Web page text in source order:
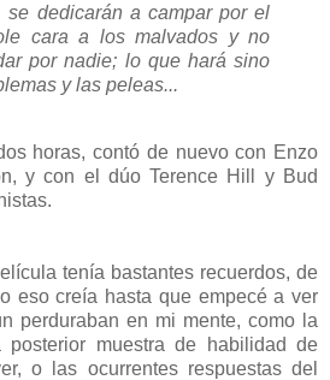
se dedicarán a campar por el
cara a los malvados y no
por nadie; lo que hará sino
y las peleas...
horas, contó de nuevo con Enzo
y con el dúo Terence Hill y Bud
tenía bastantes recuerdos, de
eso creía hasta que empecé a ver
perduraban en mi mente, como la
muestra de habilidad de
o las ocurrentes respuestas del